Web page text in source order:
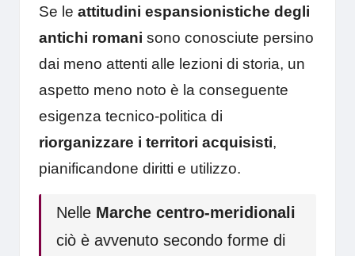
Se le attitudini espansionistiche degli
antichi romani sono conosciute persino
dai meno attenti alle lezioni di storia, un
aspetto meno noto è la conseguente
esigenza tecnico-politica di
riorganizzare i territori acquisisti,
pianificandone diritti e utilizzo.
Nelle Marche centro-meridionali
ciò è avvenuto secondo forme di